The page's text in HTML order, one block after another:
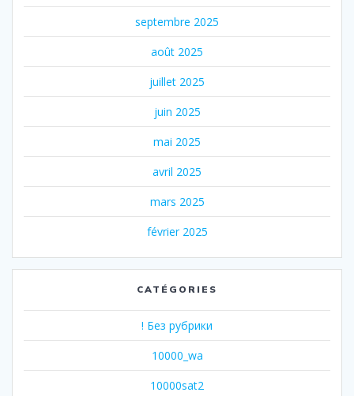
septembre 2025
août 2025
juillet 2025
juin 2025
mai 2025
avril 2025
mars 2025
février 2025
CATÉGORIES
! Без рубрики
10000_wa
10000sat2